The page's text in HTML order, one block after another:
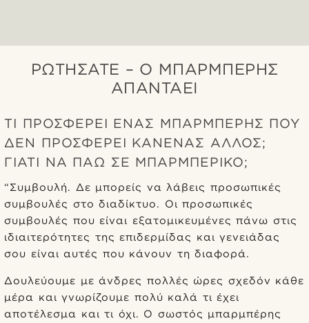
ΡΩΤΉΣΑΤΕ – Ο ΜΠΑΡΜΠΈΡΗΣ
ΑΠΑΝΤΆΕΙ
ΤΙ ΠΡΟΣΦΈΡΕΙ ΈΝΑΣ ΜΠΑΡΜΠΈΡΗΣ ΠΟΥ
ΔΕΝ ΠΡΟΣΦΈΡΕΙ ΚΑΝΈΝΑΣ ΆΛΛΟΣ;
ΓΙΑΤΊ ΝΑ ΠΆΩ ΣΕ ΜΠΑΡΜΠΈΡΙΚΟ;
“Συμβουλή. Δε μπορείς να λάβεις προσωπικές
συμβουλές στο διαδίκτυο. Οι προσωπικές
συμβουλές που είναι εξατομικευμένες πάνω στις
ιδιαιτερότητες της επιδερμίδας και γενειάδας
σου είναι αυτές που κάνουν τη διαφορά.
Δουλεύουμε με άνδρες πολλές ώρες σχεδόν κάθε
μέρα και γνωρίζουμε πολύ καλά τι έχει
αποτέλεσμα και τι όχι. Ο σωστός μπαρμπέρης